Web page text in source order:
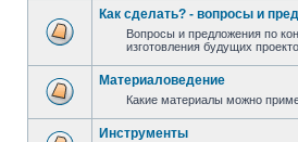
Как сделать? - вопросы и
Вопросы и предложения по
изготовления будущих
Материаловедение
Какие материалы можно
Инструменты